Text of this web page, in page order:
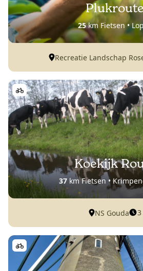
25km Fietsen •
Recreatie Landschap
Koekijk
37km Fietsen •
NS Gouda 3